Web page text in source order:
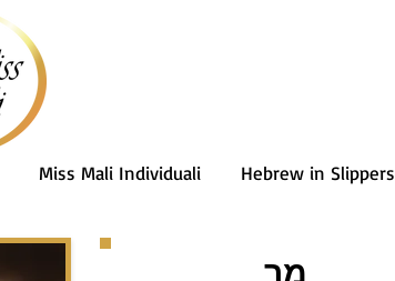
Miss Mali Individuali Hebrew in Slippers
מַר